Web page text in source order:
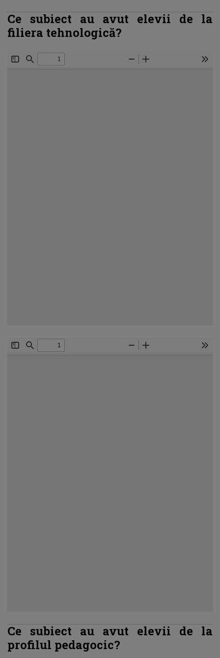
Ce subiect au avut elevii de la
filiera tehnologică?
Ce subiect au avut elevii de la
profilul pedagocic?